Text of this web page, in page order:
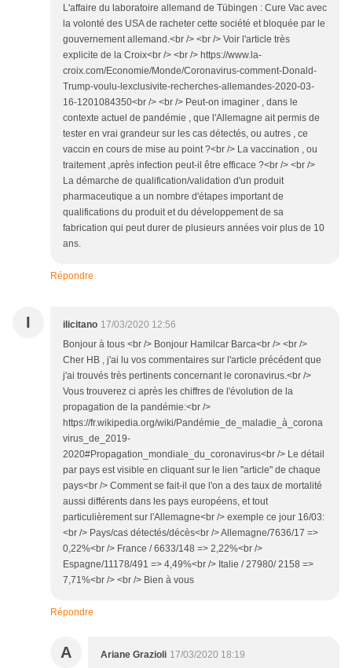
L'affaire du laboratoire allemand de Tübingen : Cure Vac avec
la volonté des USA de racheter cette société et bloquée par le
gouvernement allemand.<br /> <br /> Voir l'article très
explicite de la Croix<br /> <br /> https://www.la-
croix.com/Economie/Monde/Coronavirus-comment-Donald-
Trump-voulu-lexclusivite-recherches-allemandes-2020-03-
16-1201084350<br /> <br /> Peut-on imaginer , dans le
contexte actuel de pandémie , que l'Allemagne ait permis de
tester en vrai grandeur sur les cas détectés, ou autres , ce
vaccin en cours de mise au point ?<br /> La vaccination , ou
traitement ,après infection peut-il être efficace ?<br /> <br />
La démarche de qualification/validation d'un produit
pharmaceutique a un nombre d'étapes important de
qualifications du produit et du développement de sa
fabrication qui peut durer de plusieurs années voir plus de 10
ans.
Répondre
I ilicitano 17/03/2020 12:56
Bonjour à tous <br /> Bonjour Hamilcar Barca<br /> <br />
Cher HB , j'ai lu vos commentaires sur l'article précédent que
j'ai trouvés très pertinents concernant le coronavirus.<br />
Vous trouverez ci après les chiffres de l'évolution de la
propagation de la pandémie:<br />
https://fr.wikipedia.org/wiki/Pandémie_de_maladie_à_corona
virus_de_2019-
2020#Propagation_mondiale_du_coronavirus<br /> Le détail
par pays est visible en cliquant sur le lien "article" de chaque
pays<br /> Comment se fait-il que l'on a des taux de mortalité
aussi différents dans les pays européens, et tout
particulièrement sur l'Allemagne<br /> exemple ce jour 16/03:
<br /> Pays/cas détectés/décès<br /> Allemagne/7636/17 =>
0,22%<br /> France / 6633/148 => 2,22%<br />
Espagne/11178/491 => 4,49%<br /> Italie / 27980/ 2158 =>
7,71%<br /> <br /> Bien à vous
Répondre
A Ariane Grazioli 17/03/2020 18:19